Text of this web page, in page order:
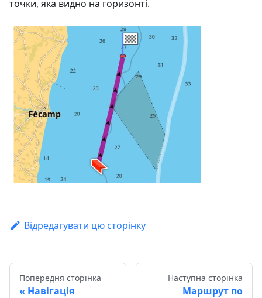
точки, яка видно на горизонті.
Відредагувати цю сторінку
Попередня сторінка
Навігація
Наступна сторінка
Маршрут по